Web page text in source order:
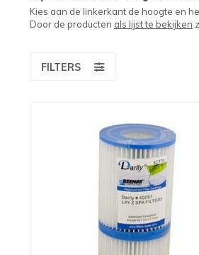
Kies aan de linkerkant de hoogte en
Door de producten als lijst te bekijken
FILTERS